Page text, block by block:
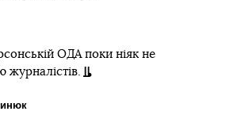
ОДА поки ніяк не
журналістів.